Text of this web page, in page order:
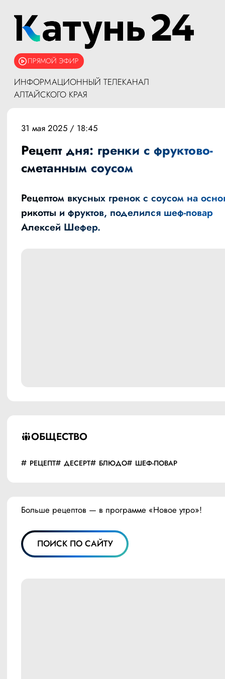
ПРЯМОЙ ЭФИР
ИНФОРМАЦИОННЫЙ ТЕЛЕКАНАЛ
АЛТАЙСКОГО КРАЯ
ОБЩЕСТВО
РЕЦЕПТ ДЕСЕРТ БЛЮДО ШЕФ-ПОВАР
31 мая 2025 / 18:45
Рецепт дня: гренки с фруктово-
сметанным соусом
Рецептом вкусных гренок с соусом на
рикотты и фруктов, поделился шеф-повар
Алексей Шефер.
Больше рецептов — в программе «Новое утро»!
ПОИСК ПО САЙТУ